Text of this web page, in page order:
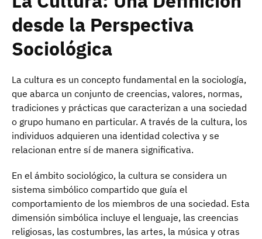
desde la Perspectiva
Sociológica
La cultura es un concepto fundamental en la sociología,
que abarca un conjunto de creencias, valores, normas,
tradiciones y prácticas que caracterizan a una sociedad
o grupo humano en particular. A través de la cultura, los
individuos adquieren una identidad colectiva y se
relacionan entre sí de manera significativa.
En el ámbito sociológico, la cultura se considera un
sistema simbólico compartido que guía el
comportamiento de los miembros de una sociedad. Esta
dimensión simbólica incluye el lenguaje, las creencias
religiosas, las costumbres, las artes, la música y otras